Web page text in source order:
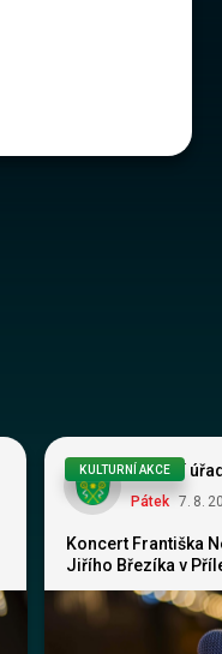
Obecní
Pátek 7. 8.
Koncert Františka
Jiřího Březíka v
KULTURNÍ AKCE